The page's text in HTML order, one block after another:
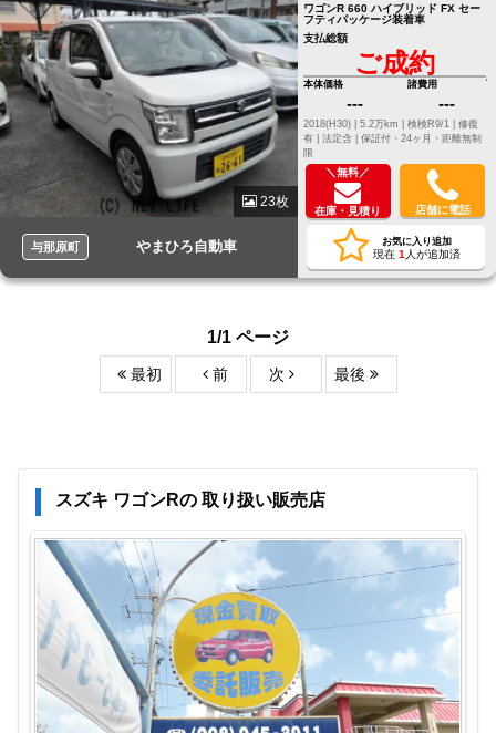
23枚
与那原町 やまひろ自動車
ワゴンR 660 ハイブリッド FX セー
フティパッケージ装着車
支払総額
ご成約
本体価格
---
諸費用
---
2018(H30) | 5.2万km | 検検R9/1 | 修復
有 | 法定含 | 保証付・24ヶ月・距離無制
限
＼無料／
在庫・見積り 店舗に電話
お気に入り追加
現在 1 人が追加済
1/1 ページ
最初 前 次 最後
スズキ ワゴンRの 取り扱い販売店